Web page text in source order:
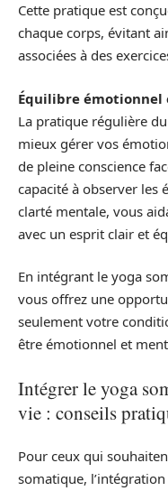
Cette pratique est
chaque corps, évitant
associées à des
Équilibre
La pratique régulière
mieux gérer vos
de pleine conscience
capacité à observer les
clarté mentale, vous
avec un esprit clair et
En intégrant le yoga
vous offrez une
seulement votre
être émotionnel et
Intégrer le yoga
vie : conseils
Pour ceux qui
somatique,